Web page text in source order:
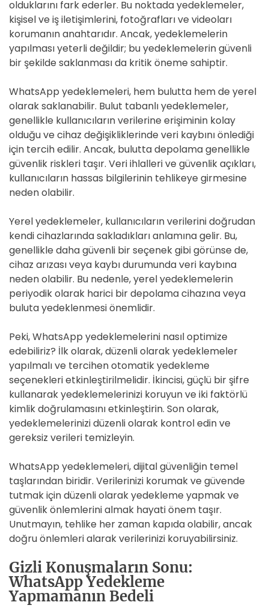
olduklarını fark ederler. Bu noktada yedeklemeler,
kişisel ve iş iletişimlerini, fotoğrafları ve videoları
korumanın anahtarıdır. Ancak, yedeklemelerin
yapılması yeterli değildir; bu yedeklemelerin güvenli
bir şekilde saklanması da kritik öneme sahiptir.
WhatsApp yedeklemeleri, hem bulutta hem de yerel
olarak saklanabilir. Bulut tabanlı yedeklemeler,
genellikle kullanıcıların verilerine erişiminin kolay
olduğu ve cihaz değişikliklerinde veri kaybını önlediği
için tercih edilir. Ancak, bulutta depolama genellikle
güvenlik riskleri taşır. Veri ihlalleri ve güvenlik açıkları,
kullanıcıların hassas bilgilerinin tehlikeye girmesine
neden olabilir.
Yerel yedeklemeler, kullanıcıların verilerini doğrudan
kendi cihazlarında sakladıkları anlamına gelir. Bu,
genellikle daha güvenli bir seçenek gibi görünse de,
cihaz arızası veya kaybı durumunda veri kaybına
neden olabilir. Bu nedenle, yerel yedeklemelerin
periyodik olarak harici bir depolama cihazına veya
buluta yedeklenmesi önemlidir.
Peki, WhatsApp yedeklemelerini nasıl optimize
edebiliriz? İlk olarak, düzenli olarak yedeklemeler
yapılmalı ve tercihen otomatik yedekleme
seçenekleri etkinleştirilmelidir. İkincisi, güçlü bir şifre
kullanarak yedeklemelerinizi koruyun ve iki faktörlü
kimlik doğrulamasını etkinleştirin. Son olarak,
yedeklemelerinizi düzenli olarak kontrol edin ve
gereksiz verileri temizleyin.
WhatsApp yedeklemeleri, dijital güvenliğin temel
taşlarından biridir. Verilerinizi korumak ve güvende
tutmak için düzenli olarak yedekleme yapmak ve
güvenlik önlemlerini almak hayati önem taşır.
Unutmayın, tehlike her zaman kapıda olabilir, ancak
doğru önlemleri alarak verilerinizi koruyabilirsiniz.
Gizli Konuşmaların Sonu:
WhatsApp Yedekleme
Yapmamanın Bedeli